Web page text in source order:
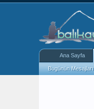
Ana Sayfa
Bugünün Mesajları